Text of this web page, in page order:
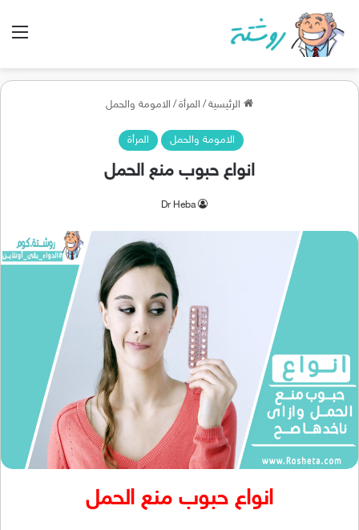
الرئيسية/ المرأة/ الامومة والحمل
الامومة والحمل المرأة
انواع حبوب منع الحمل
Dr Heba
انواع حبوب منع الحمل